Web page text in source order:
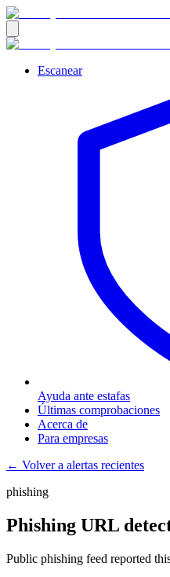
Escanear
Ayuda ante estafas
Últimas comprobaciones
Acerca de
Para empresas
← Volver a alertas recientes
phishing
Phishing URL
Public phishing feed reported